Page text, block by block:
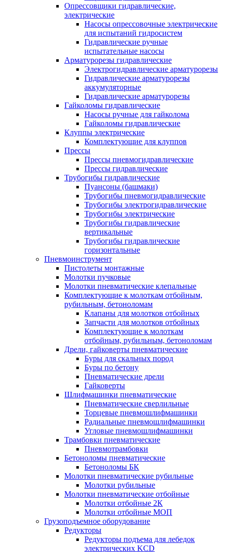
Опрессовщики гидравлические,
электрические
Насосы опрессовочные электрические
для испытаний гидросистем
Гидравлические ручные
испытательные насосы
Арматурорезы гидравлические
Электрогидравлические арматурорезы
Гидравлические арматурорезы
аккумуляторные
Гидравлические арматурорезы
Гайколомы гидравлические
Насосы ручные для гайколома
Гайколомы гидравлические
Клуппы электрические
Комплектующие для клуппов
Прессы
Прессы пневмогидравлические
Прессы гидравлические
Трубогибы гидравлические
Пуансоны (башмаки)
Трубогибы пневмогидравлические
Трубогибы электрогидравлические
Трубогибы электрические
Трубогибы гидравлические
вертикальные
Трубогибы гидравлические
горизонтальные
Пневмоинструмент
Пистолеты монтажные
Молотки пучковые
Молотки пневматические клепальные
Комплектующие к молоткам отбойным,
рубильным, бетоноломам
Клапаны для молотков отбойных
Запчасти для молотков отбойных
Комплектующие к молоткам
отбойным, рубильным, бетоноломам
Дрели, гайковерты пневматические
Буры для скальных пород
Буры по бетону
Пневматические дрели
Гайковерты
Шлифмашинки пневматические
Пневматические сверлильные
Торцевые пневмошлифмашинки
Радиальные пневмошлифмашинки
Угловые пневмошлифмашинки
Трамбовки пневматические
Пневмотрамбовки
Бетоноломы пневматические
Бетоноломы БК
Молотки пневматические рубильные
Молотки рубильные
Молотки пневматические отбойные
Молотки отбойные 2К
Молотки отбойные МОП
Грузоподъемное оборудование
Редукторы
Редукторы подъема для лебедок
электрических KCD